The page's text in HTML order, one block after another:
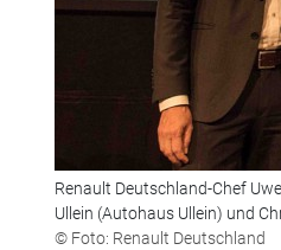
Renault Deutschland-Chef
Ullein (Autohaus Ullein) und
© Foto: Renault Deutschland